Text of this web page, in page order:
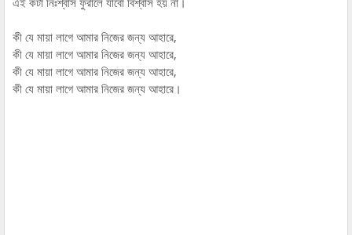
কী যে মায়া লাগে আমার নিজের জন্য আহারে,
কী যে মায়া লাগে আমার নিজের জন্য আহারে,
কী যে মায়া লাগে আমার নিজের জন্য আহারে,
কী যে মায়া লাগে আমার নিজের জন্য আহারে।